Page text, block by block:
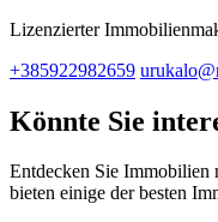
Lizenzierter
+385922982659
Könnte Sie
Entdecken Sie
bieten einige der besten